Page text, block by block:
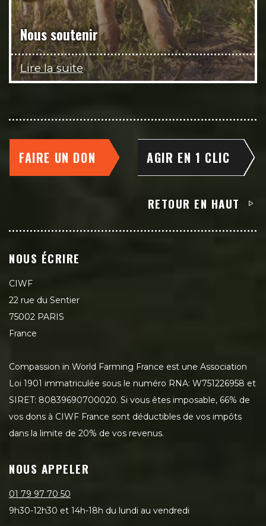
Nous soutenir
Lire la suite
FAIRE UN DON AGIR EN 1 CLIC
RETOUR EN HAUT
NOUS ÉCRIRE
CIWF
22 rue du Sentier
75002 PARIS
France
Compassion in World Farming France est une Association
Loi 1901 immatriculée sous le numéro RNA: W751226958 et
SIRET: 80839690700020. Si vous êtes imposable, 66% de
vos dons à CIWF France sont déductibles de vos impôts
dans la limite de 20% de vos revenus.
NOUS APPELER
01 79 97 70 50
9h30-12h30 et 14h-18h du lundi au vendredi